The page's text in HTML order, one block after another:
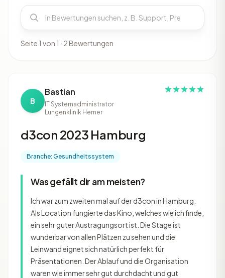
Seite 1 von 1 · 2 Bewertungen
B
Bastian
IT Systemadministrator
Lungenklinik Hemer
d3con 2023 Hamburg
Branche: Gesundheitssystem
Was gefällt dir am meisten?
Ich war zum zweiten mal auf der d3con in Hamburg.
Als Location fungierte das Kino, welches wie ich finde,
ein sehr guter Austragungsort ist. Die Stage ist
wunderbar von allen Plätzen zu sehen und die
Leinwand eignet sich natürlich perfekt für
Präsentationen. Der Ablauf und die Organisation
waren wie immer sehr gut durchdacht und gut